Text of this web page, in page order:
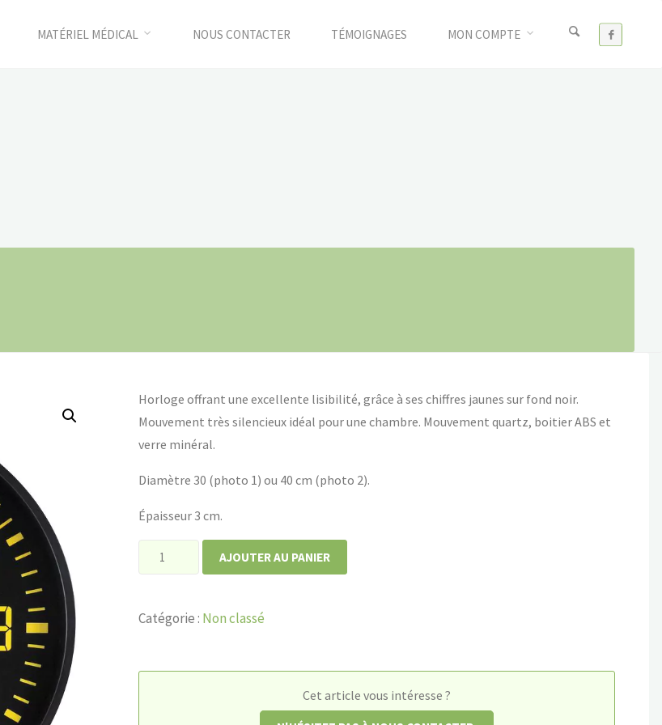
MATÉRIEL MÉDICAL NOUS CONTACTER TÉMOIGNAGES MON COMPTE
Horloge offrant une excellente lisibilité, grâce à ses chiffres jaunes sur fond noir.
Mouvement très silencieux idéal pour une chambre. Mouvement quartz, boitier ABS et
verre minéral.
Diamètre 30 (photo 1) ou 40 cm (photo 2).
Épaisseur 3 cm.
quantité
silencieuse
AJOUTER AU PANIER
Catégorie : Non classé
Cet article vous intéresse ?